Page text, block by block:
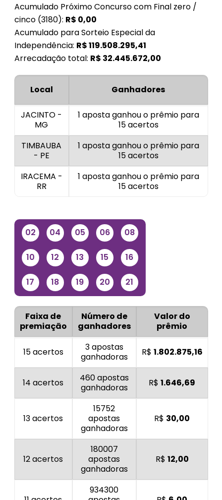
Acumulado Próximo Concurso com Final zero /
cinco (3180): R$ 0,00
Acumulado para Sorteio Especial da
Independência: R$119.508.295,41
Arrecadação total: R$ 32.445.672,00
Local Ganhadores
JACINTO -
MG
1 aposta ganhou o prêmio para
15 acertos
TIMBAUBA
- PE
1 aposta ganhou o prêmio para
15 acertos
IRACEMA -
RR
1 aposta ganhou o prêmio para
15 acertos
02 04 05 06 08
10 12 13 15 16
17 18 19 20 21
Faixa de
premiação
Número de
ganhadores
Valor do
prêmio
15 acertos
3 apostas
ganhadoras
R$ 1.802.875,16
14 acertos
460 apostas
ganhadoras
R$ 1.646,69
13 acertos
15752
apostas
ganhadoras
R$ 30,00
12 acertos
180007
apostas
ganhadoras
R$ 12,00
934300